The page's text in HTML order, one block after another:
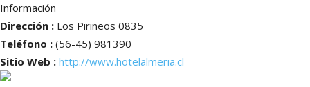
Información
Dirección : Los Pirineos 0835
Teléfono : (56-45) 981390
Sitio Web : http://www.hotelalmeria.cl